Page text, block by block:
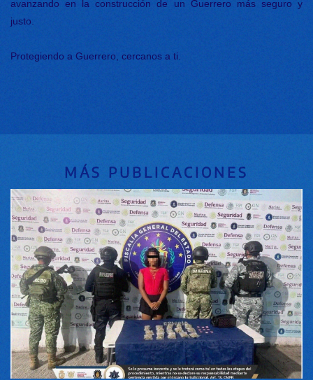
avanzando en la construcción de un Guerrero más seguro y
justo.
Protegiendo a Guerrero, cercanos a ti.
MÁS PUBLICACIONES